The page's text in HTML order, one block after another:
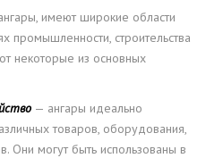
имеют широкие области
промышленности, строительства
некоторые из основных
— ангары идеально
товаров, оборудования,
Они могут быть использованы в